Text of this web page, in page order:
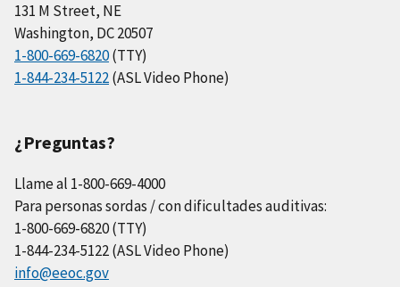
131 M Street, NE
Washington, DC 20507
1-800-669-6820(TTY)
1-844-234-5122(ASL Video Phone)
¿Preguntas?
Llame al 1-800-669-4000
Para personas sordas / con dificultades auditivas:
1-800-669-6820 (TTY)
1-844-234-5122 (ASL Video Phone)
info@eeoc.gov